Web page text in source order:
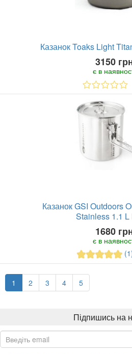
Казанок Toaks Light
3150
є в
Казанок GSI Outdoors
Stainless 1.1 L
1680
є в
1 2 3 4 5
Підпишись на